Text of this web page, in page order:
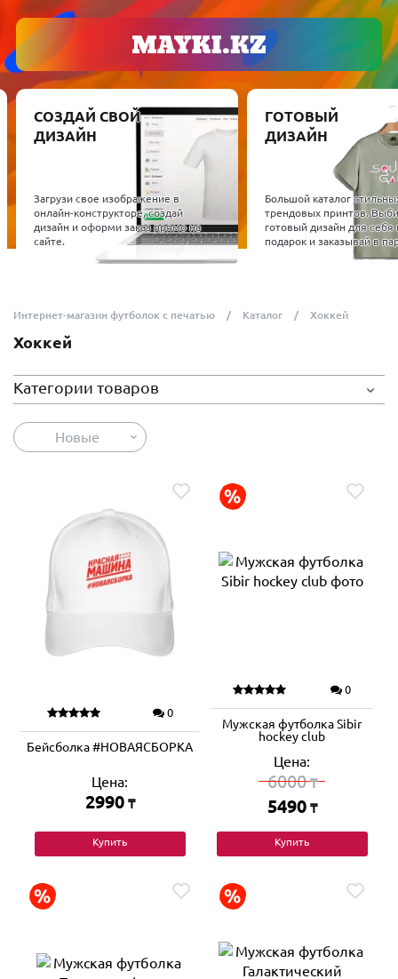
СОЗДАЙ СВОЙ
ДИЗАЙН
Загрузи свое изображение в
онлайн-конструкторе, создай
дизайн и оформи заказ прямо на
сайте.
ГОТОВЫЙ
ДИЗАЙН
Большой каталог
трендовых принтов.
готовый дизайн для себя
подарок и заказывай в
Интернет-магазин футболок с печатью Каталог Хоккей
Хоккей
Категории товаров
Новые
0
Бейсболка #НОВАЯСБОРКА
Цена:
2990 ₸
Купить
0
Мужская футболка Sibir
hockey club
Цена:
6000₸
5490 ₸
Купить